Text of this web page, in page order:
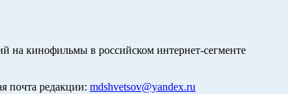
на кинофильмы в российском интернет-сегменте
почта редакции: mdshvetsov@yandex.ru